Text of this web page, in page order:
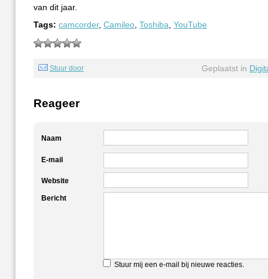
van dit jaar.
Tags: camcorder, Camileo Toshiba YouTube
Stuur door Geplaatst in
Reageer
Naam
E-mail
Website
Bericht
Stuur mij een e-mail bij nieuwe reacties.